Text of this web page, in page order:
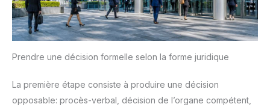
Prendre une décision formelle selon la forme juridique
La première étape consiste à produire une décision
opposable: procès-verbal, décision de l’organe compétent,